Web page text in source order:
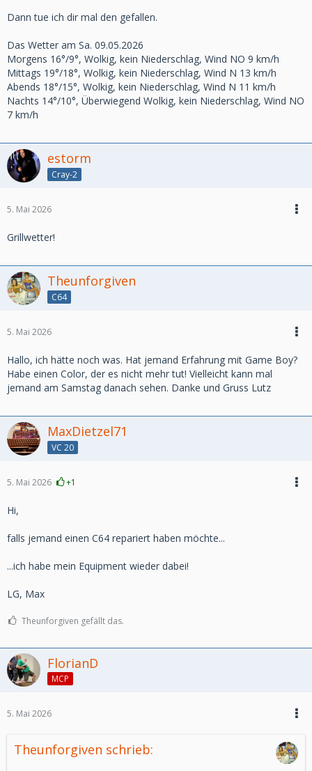
Dann tue ich dir mal den gefallen.
Das Wetter am Sa. 09.05.2026
Morgens 16°/9°, Wolkig, kein Niederschlag, Wind NO 9 km/h
Mittags 19°/18°, Wolkig, kein Niederschlag, Wind N 13 km/h
Abends 18°/15°, Wolkig, kein Niederschlag, Wind N 11 km/h
Nachts 14°/10°, Überwiegend Wolkig, kein Niederschlag, Wind NO
7 km/h
estorm
Cray-2
5. Mai 2026
Grillwetter!
Theunforgiven
C64
5. Mai 2026
Hallo, ich hätte noch was. Hat jemand Erfahrung mit Game Boy?
Habe einen Color, der es nicht mehr tut! Vielleicht kann mal
jemand am Samstag danach sehen. Danke und Gruss Lutz
MaxDietzel71
VC 20
5. Mai 2026 +1
Hi,
falls jemand einen C64 repariert haben möchte...
...ich habe mein Equipment wieder dabei!
LG, Max
Theunforgiven gefällt das.
FlorianD
MCP
5. Mai 2026
Theunforgiven schrieb: